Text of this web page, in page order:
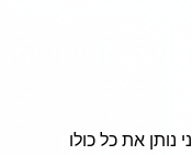
hard working